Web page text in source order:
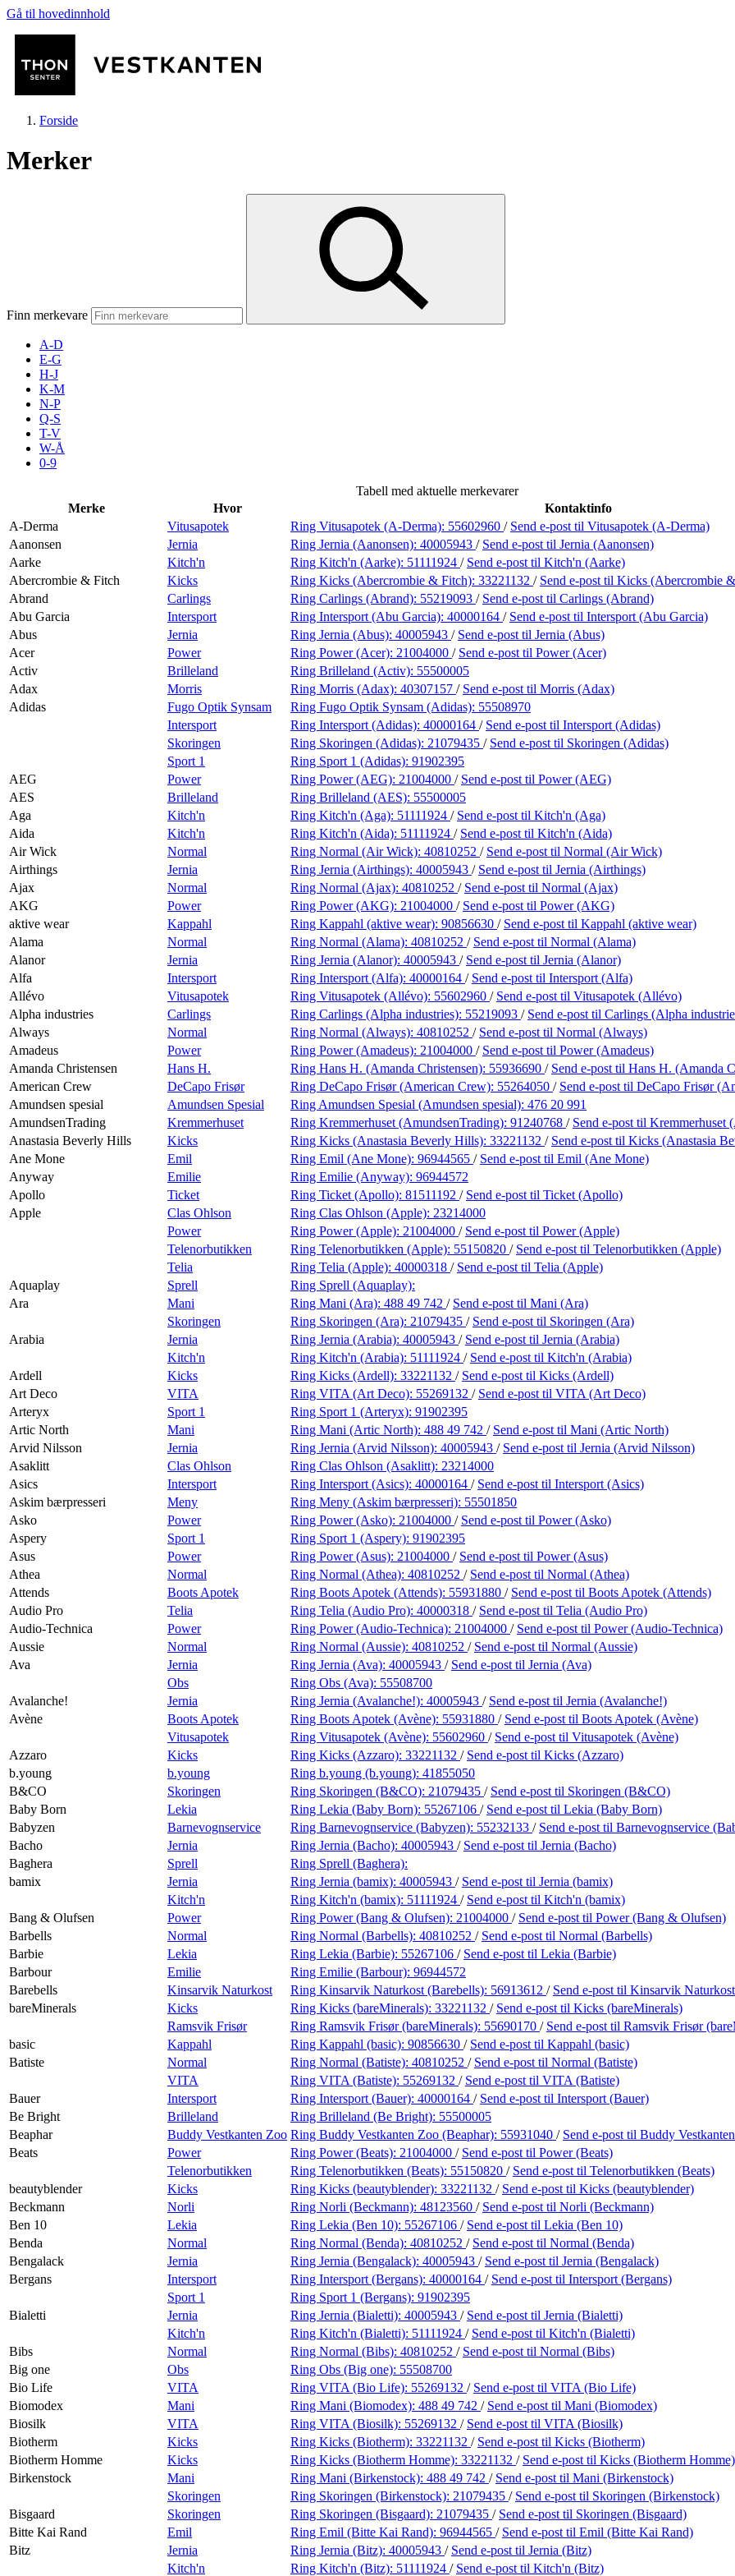
Gå til hovedinnhold
Mat og drikke
Inspirasjon
Søk
Praktisk informasjon
Ledige stillinger
Forside
Merker
Finn merkevare
A-D
E-G
H-J
K-M
N-P
Q-S
T-V
W-Å
0-9
Tabell med aktuelle merkevarer
Merke
Hvor
Kontaktinfo
A-Derma
Vitusapotek Ring Vitusapotek (A-Derma): 55602960 / Send e-post til Vitusapotek (A-Derma)
Aanonsen
Jernia Ring Jernia (Aanonsen): 40005943 / Send e-post til Jernia (Aanonsen)
Aarke
Kitch'n Ring Kitch'n (Aarke): 51111924 / Send e-post til Kitch'n (Aarke)
Abercrombie & Fitch
Kicks Ring Kicks (Abercrombie & Fitch): 33221132 / Send e-post til Kicks (Abercrombie
Abrand
Carlings Ring Carlings (Abrand): 55219093 / Send e-post til Carlings (Abrand)
Abu Garcia
Intersport Ring Intersport (Abu Garcia): 40000164 / Send e-post til Intersport (Abu Garcia)
Abus
Jernia Ring Jernia (Abus): 40005943 / Send e-post til Jernia (Abus)
Acer
Power Ring Power (Acer): 21004000 / Send e-post til Power (Acer)
Activ
Brilleland Ring Brilleland (Activ): 55500005
Adax
Morris Ring Morris (Adax): 40307157 / Send e-post til Morris (Adax)
Adidas
Fugo Optik Synsam Ring Fugo Optik Synsam (Adidas): 55508970
Intersport
Ring Intersport (Adidas): 40000164 / Send e-post til Intersport (Adidas)
Skoringen
Ring Skoringen (Adidas): 21079435 / Send e-post til Skoringen (Adidas)
Sport 1
Ring Sport 1 (Adidas): 91902395
AEG
Power Ring Power (AEG): 21004000 / Send e-post til Power (AEG)
AES
Brilleland Ring Brilleland (AES): 55500005
Aga
Kitch'n Ring Kitch'n (Aga): 51111924 / Send e-post til Kitch'n (Aga)
Aida
Kitch'n Ring Kitch'n (Aida): 51111924 / Send e-post til Kitch'n (Aida)
Air Wick
Normal Ring Normal (Air Wick): 40810252 / Send e-post til Normal (Air Wick)
Airthings
Jernia Ring Jernia (Airthings): 40005943 / Send e-post til Jernia (Airthings)
Ajax
Normal Ring Normal (Ajax): 40810252 / Send e-post til Normal (Ajax)
AKG
Power Ring Power (AKG): 21004000 / Send e-post til Power (AKG)
aktive wear
Kappahl Ring Kappahl (aktive wear): 90856630 / Send e-post til Kappahl (aktive wear)
Alama
Normal Ring Normal (Alama): 40810252 / Send e-post til Normal (Alama)
Alanor
Jernia Ring Jernia (Alanor): 40005943 / Send e-post til Jernia (Alanor)
Alfa
Intersport Ring Intersport (Alfa): 40000164 / Send e-post til Intersport (Alfa)
Allévo
Vitusapotek Ring Vitusapotek (Allévo): 55602960 / Send e-post til Vitusapotek (Allévo)
Alpha industries
Carlings Ring Carlings (Alpha industries): 55219093 / Send e-post til Carlings (Alpha
Always
Normal Ring Normal (Always): 40810252 / Send e-post til Normal (Always)
Amadeus
Power Ring Power (Amadeus): 21004000 / Send e-post til Power (Amadeus)
Amanda Christensen
Hans H. Ring Hans H. (Amanda Christensen): 55936690 / Send e-post til Hans H. (Amanda
American Crew
DeCapo Frisør Ring DeCapo Frisør (American Crew): 55264050 / Send e-post til DeCapo Frisør
Amundsen spesial
Amundsen Spesial Ring Amundsen Spesial (Amundsen spesial): 476 20 991
AmundsenTrading
Kremmerhuset Ring Kremmerhuset (AmundsenTrading): 91240768 / Send e-post til Kremmerhuset
Anastasia Beverly Hills
Kicks Ring Kicks (Anastasia Beverly Hills): 33221132 / Send e-post til Kicks (Anastasia
Ane Mone
Emil Ring Emil (Ane Mone): 96944565 / Send e-post til Emil (Ane Mone)
Anyway
Emilie Ring Emilie (Anyway): 96944572
Apollo
Ticket Ring Ticket (Apollo): 81511192 / Send e-post til Ticket (Apollo)
Apple
Clas Ohlson Ring Clas Ohlson (Apple): 23214000
Power
Ring Power (Apple): 21004000 / Send e-post til Power (Apple)
Telenorbutikken
Ring Telenorbutikken (Apple): 55150820 / Send e-post til Telenorbutikken (Apple)
Telia
Ring Telia (Apple): 40000318 / Send e-post til Telia (Apple)
Aquaplay
Sprell
Ring Sprell (Aquaplay):
Ara
Mani Ring Mani (Ara): 488 49 742 / Send e-post til Mani (Ara)
Skoringen
Ring Skoringen (Ara): 21079435 / Send e-post til Skoringen (Ara)
Arabia
Jernia Ring Jernia (Arabia): 40005943 / Send e-post til Jernia (Arabia)
Kitch'n
Ring Kitch'n (Arabia): 51111924 / Send e-post til Kitch'n (Arabia)
Ardell
Kicks Ring Kicks (Ardell): 33221132 / Send e-post til Kicks (Ardell)
Art Deco
VITA Ring VITA (Art Deco): 55269132 / Send e-post til VITA (Art Deco)
Arteryx
Sport 1 Ring Sport 1 (Arteryx): 91902395
Artic North
Mani Ring Mani (Artic North): 488 49 742 / Send e-post til Mani (Artic North)
Arvid Nilsson
Jernia Ring Jernia (Arvid Nilsson): 40005943 / Send e-post til Jernia (Arvid Nilsson)
Asaklitt
Clas Ohlson Ring Clas Ohlson (Asaklitt): 23214000
Asics
Intersport Ring Intersport (Asics): 40000164 / Send e-post til Intersport (Asics)
Askim bærpresseri
Meny Ring Meny (Askim bærpresseri): 55501850
Asko
Power Ring Power (Asko): 21004000 / Send e-post til Power (Asko)
Aspery
Sport 1 Ring Sport 1 (Aspery): 91902395
Asus
Power Ring Power (Asus): 21004000 / Send e-post til Power (Asus)
Athea
Normal Ring Normal (Athea): 40810252 / Send e-post til Normal (Athea)
Attends
Boots Apotek Ring Boots Apotek (Attends): 55931880 / Send e-post til Boots Apotek (Attends)
Audio Pro
Telia Ring Telia (Audio Pro): 40000318 / Send e-post til Telia (Audio Pro)
Audio-Technica
Power Ring Power (Audio-Technica): 21004000 / Send e-post til Power (Audio-Technica)
Aussie
Normal Ring Normal (Aussie): 40810252 / Send e-post til Normal (Aussie)
Ava
Jernia Ring Jernia (Ava): 40005943 / Send e-post til Jernia (Ava)
Obs
Ring Obs (Ava): 55508700
Avalanche!
Jernia Ring Jernia (Avalanche!): 40005943 / Send e-post til Jernia (Avalanche!)
Avène
Boots Apotek Ring Boots Apotek (Avène): 55931880 / Send e-post til Boots Apotek (Avène)
Vitusapotek
Ring Vitusapotek (Avène): 55602960 / Send e-post til Vitusapotek (Avène)
Azzaro
Kicks Ring Kicks (Azzaro): 33221132 / Send e-post til Kicks (Azzaro)
b.young
b.young Ring b.young (b.young): 41855050
B&CO
Skoringen Ring Skoringen (B&CO): 21079435 / Send e-post til Skoringen (B&CO)
Baby Born
Lekia Ring Lekia (Baby Born): 55267106 / Send e-post til Lekia (Baby Born)
Babyzen
Barnevognservice Ring Barnevognservice (Babyzen): 55232133 / Send e-post til Barnevognservice
Bacho
Jernia Ring Jernia (Bacho): 40005943 / Send e-post til Jernia (Bacho)
Baghera
Sprell
Ring Sprell (Baghera):
bamix
Jernia Ring Jernia (bamix): 40005943 / Send e-post til Jernia (bamix)
Kitch'n
Ring Kitch'n (bamix): 51111924 / Send e-post til Kitch'n (bamix)
Bang & Olufsen
Power Ring Power (Bang & Olufsen): 21004000 / Send e-post til Power (Bang & Olufsen)
Barbells
Normal Ring Normal (Barbells): 40810252 / Send e-post til Normal (Barbells)
Barbie
Lekia Ring Lekia (Barbie): 55267106 / Send e-post til Lekia (Barbie)
Barbour
Emilie Ring Emilie (Barbour): 96944572
Barebells
Kinsarvik Naturkost Ring Kinsarvik Naturkost (Barebells): 56913612 / Send e-post til Kinsarvik
bareMinerals
Kicks Ring Kicks (bareMinerals): 33221132 / Send e-post til Kicks (bareMinerals)
Ramsvik Frisør
Ring Ramsvik Frisør (bareMinerals): 55690170 / Send e-post til Ramsvik Frisør
basic
Kappahl Ring Kappahl (basic): 90856630 / Send e-post til Kappahl (basic)
Batiste
Normal Ring Normal (Batiste): 40810252 / Send e-post til Normal (Batiste)
VITA
Ring VITA (Batiste): 55269132 / Send e-post til VITA (Batiste)
Bauer
Intersport Ring Intersport (Bauer): 40000164 / Send e-post til Intersport (Bauer)
Be Bright
Brilleland Ring Brilleland (Be Bright): 55500005
Beaphar
Buddy Vestkanten Zoo Ring Buddy Vestkanten Zoo (Beaphar): 55931040 / Send e-post til Buddy
Beats
Power Ring Power (Beats): 21004000 / Send e-post til Power (Beats)
Telenorbutikken
Ring Telenorbutikken (Beats): 55150820 / Send e-post til Telenorbutikken (Beats)
beautyblender
Kicks Ring Kicks (beautyblender): 33221132 / Send e-post til Kicks (beautyblender)
Beckmann
Norli Ring Norli (Beckmann): 48123560 / Send e-post til Norli (Beckmann)
Ben 10
Lekia Ring Lekia (Ben 10): 55267106 / Send e-post til Lekia (Ben 10)
Benda
Normal Ring Normal (Benda): 40810252 / Send e-post til Normal (Benda)
Bengalack
Jernia Ring Jernia (Bengalack): 40005943 / Send e-post til Jernia (Bengalack)
Bergans
Intersport Ring Intersport (Bergans): 40000164 / Send e-post til Intersport (Bergans)
Sport 1
Ring Sport 1 (Bergans): 91902395
Bialetti
Jernia Ring Jernia (Bialetti): 40005943 / Send e-post til Jernia (Bialetti)
Kitch'n
Ring Kitch'n (Bialetti): 51111924 / Send e-post til Kitch'n (Bialetti)
Bibs
Normal Ring Normal (Bibs): 40810252 / Send e-post til Normal (Bibs)
Big one
Obs Ring Obs (Big one): 55508700
Bio Life
VITA Ring VITA (Bio Life): 55269132 / Send e-post til VITA (Bio Life)
Biomodex
Mani Ring Mani (Biomodex): 488 49 742 / Send e-post til Mani (Biomodex)
Biosilk
VITA Ring VITA (Biosilk): 55269132 / Send e-post til VITA (Biosilk)
Biotherm
Kicks Ring Kicks (Biotherm): 33221132 / Send e-post til Kicks (Biotherm)
Biotherm Homme
Kicks Ring Kicks (Biotherm Homme): 33221132 / Send e-post til Kicks (Biotherm Homme)
Birkenstock
Mani Ring Mani (Birkenstock): 488 49 742 / Send e-post til Mani (Birkenstock)
Skoringen
Ring Skoringen (Birkenstock): 21079435 / Send e-post til Skoringen (Birkenstock)
Bisgaard
Skoringen Ring Skoringen (Bisgaard): 21079435 / Send e-post til Skoringen (Bisgaard)
Bitte Kai Rand
Emil Ring Emil (Bitte Kai Rand): 96944565 / Send e-post til Emil (Bitte Kai Rand)
Bitz
Jernia Ring Jernia (Bitz): 40005943 / Send e-post til Jernia (Bitz)
Kitch'n
Ring Kitch'n (Bitz): 51111924 / Send e-post til Kitch'n (Bitz)